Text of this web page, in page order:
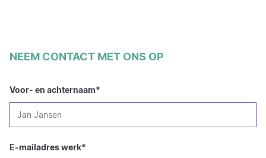
NEEM CONTACT MET ONS OP
Voor- en achternaam*
E-mailadres werk*